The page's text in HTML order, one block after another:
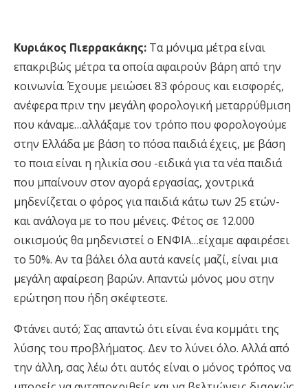
Κυριάκος Πιερρακάκης: Τα μόνιμα μέτρα είναι
επακριβώς μέτρα τα οποία αφαιρούν βάρη από την
κοινωνία. Έχουμε μειώσει 83 φόρους και εισφορές,
ανέφερα πριν την μεγάλη φορολογική μεταρρύθμιση
που κάναμε…αλλάξαμε τον τρόπο που φορολογούμε
στην Ελλάδα με βάση το πόσα παιδιά έχεις, με βάση
το ποια είναι η ηλικία σου -ειδικά για τα νέα παιδιά
που μπαίνουν στον αγορά εργασίας, χοντρικά
μηδενίζεται ο φόρος για παιδιά κάτω των 25 ετών-
και ανάλογα με το που μένεις. Φέτος σε 12.000
οικισμούς θα μηδενιστεί ο ΕΝΦΙΑ…είχαμε αφαιρέσει
το 50%. Αν τα βάλει όλα αυτά κανείς μαζί, είναι μια
μεγάλη αφαίρεση βαρών. Απαντώ μόνος μου στην
ερώτηση που ήδη σκέφτεστε.
Φτάνει αυτό; Σας απαντώ ότι είναι ένα κομμάτι της
λύσης του προβλήματος. Δεν το λύνει όλο. Αλλά από
την άλλη, σας λέω ότι αυτός είναι ο μόνος τρόπος να